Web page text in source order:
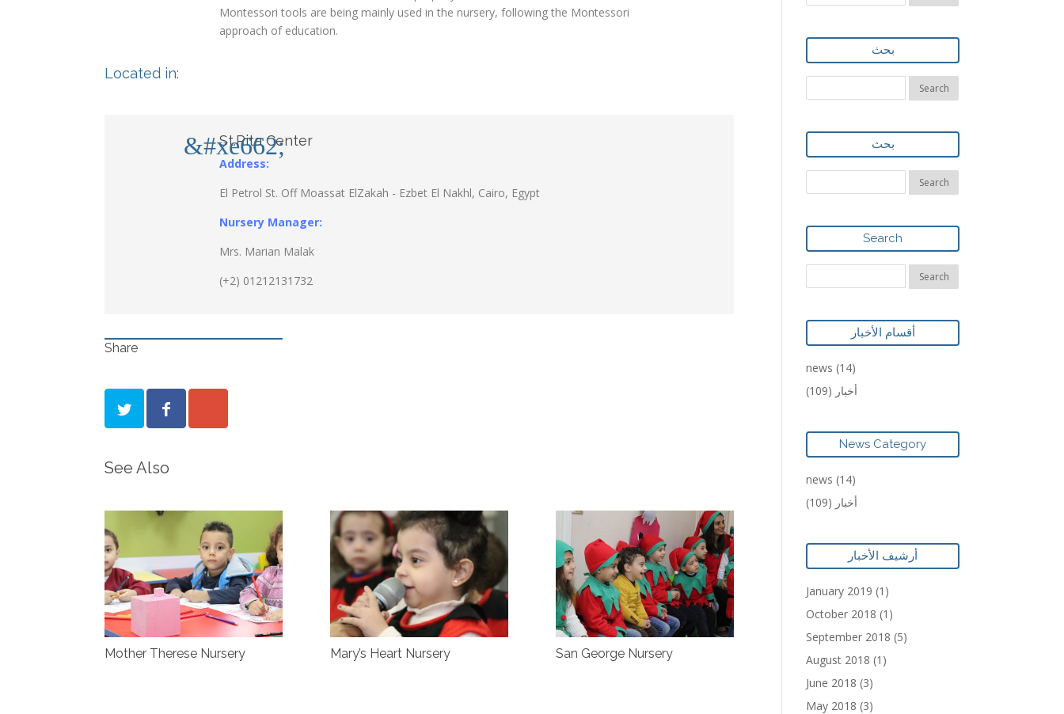
Montessori tools are being mainly used in the nursery, following the Montessori
approach of education.
Located in:
&#xe662;
St.Rita Center
Address:
El Petrol St. Off Moassat ElZakah - Ezbet El Nakhl, Cairo, Egypt
Nursery Manager:
Mrs. Marian Malak
(+2) 01212131732
Share
See Also
Mother Therese Nursery Mary’s Heart Nursery San George Nursery
بحث
بحث
Search
أقسام الأخبار
news (14)
أخبار (109)
News Category
news (14)
أخبار (109)
أرشيف الأخبار
January 2019 (1)
October 2018 (1)
September 2018 (5)
August 2018 (1)
June 2018 (3)
May 2018 (3)